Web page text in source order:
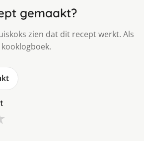
gemaakt?
zien dat dit recept werkt. Als